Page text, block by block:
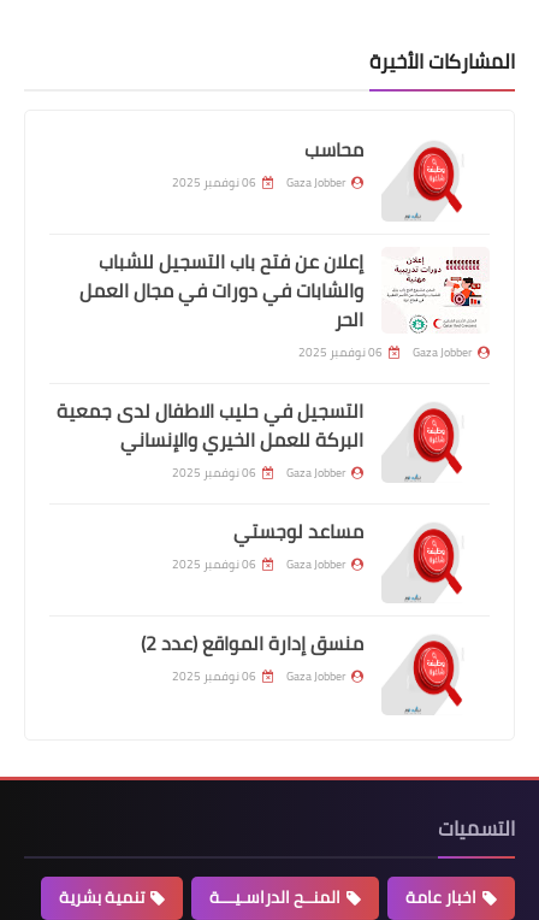
المشاركات الأخيرة
محاسب
Gaza Jobber 06 نوفمبر 2025
إعلان عن فتح باب التسجيل للشباب
والشابات في دورات في مجال العمل
الحر
Gaza Jobber 06 نوفمبر 2025
التسجيل في حليب الاطفال لدى جمعية
البركة للعمل الخيري والإنساني
Gaza Jobber 06 نوفمبر 2025
مساعد لوجستي
Gaza Jobber 06 نوفمبر 2025
منسق إدارة المواقع (عدد 2)
Gaza Jobber 06 نوفمبر 2025
التسميات
اخبار عامة المنــح الدراسـيـــة
تنمية بشرية